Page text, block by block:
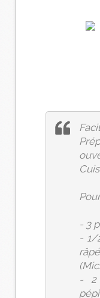
- 3
- 1/
- 2